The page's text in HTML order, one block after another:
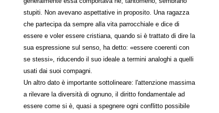
stupiti. Non avevano aspettative in proposito. Una ragazza
che partecipa da sempre alla vita parrocchiale e dice di
essere e voler essere cristiana, quando si è trattato di dire la
sua espressione sul senso, ha detto: «essere coerenti con
se stessi», riducendo il suo ideale a termini analoghi a quelli
usati dai suoi compagni.
Un altro dato è importante sottolineare: l'attenzione massima
a rilevare la diversità di ognuno, il diritto fondamentale ad
essere come si è, quasi a spegnere ogni conflitto possibile